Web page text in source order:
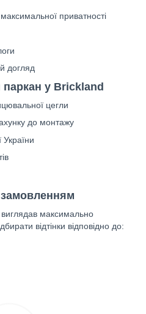
приватності
догляд
у Brickland
цегли
до монтажу
України
виглядав максимально
відтінки відповідно до: